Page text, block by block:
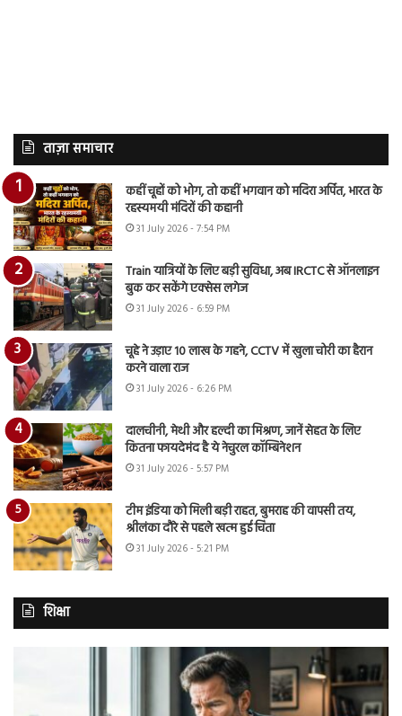
ताज़ा समाचार
कहीं चूहों को भोग, तो कहीं भगवान को मदिरा अर्पित, भारत के
रहस्यमयी मंदिरों की कहानी
31 July 2026 - 7:54 PM
Train यात्रियों के लिए बड़ी सुविधा, अब IRCTC से ऑनलाइन
बुक कर सकेंगे एक्सेस लगेज
31 July 2026 - 6:59 PM
चूहे ने उड़ाए 10 लाख के गहने, CCTV में खुला चोरी का हैरान
करने वाला राज
31 July 2026 - 6:26 PM
दालचीनी, मेथी और हल्दी का मिश्रण, जानें सेहत के लिए
कितना फायदेमंद है ये नेचुरल कॉम्बिनेशन
31 July 2026 - 5:57 PM
टीम इंडिया को मिली बड़ी राहत, बुमराह की वापसी तय,
श्रीलंका दौरे से पहले खत्म हुई चिंता
31 July 2026 - 5:21 PM
शिक्षा